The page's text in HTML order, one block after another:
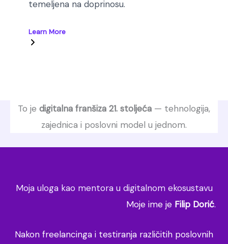
temeljena na doprinosu.
Learn More
To je digitalna franšiza 21. stoljeća — tehnologija,
zajednica i poslovni model u jednom.
Moja uloga kao mentora u digitalnom ekosustavu
Moje ime je Filip Dorić.
Nakon freelancinga i testiranja različitih poslovnih